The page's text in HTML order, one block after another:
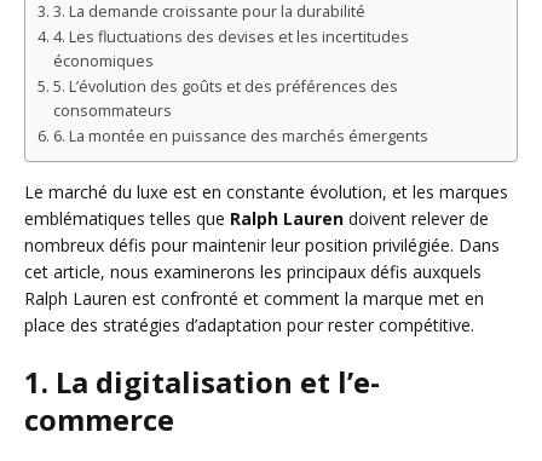
3. La demande croissante pour la durabilité
4. Les fluctuations des devises et les incertitudes
économiques
5. L’évolution des goûts et des préférences des
consommateurs
6. La montée en puissance des marchés émergents
Le marché du luxe est en constante évolution, et les marques
emblématiques telles que Ralph Lauren doivent relever de
nombreux défis pour maintenir leur position privilégiée. Dans
cet article, nous examinerons les principaux défis auxquels
Ralph Lauren est confronté et comment la marque met en
place des stratégies d’adaptation pour rester compétitive.
1. La digitalisation et l’e-
commerce